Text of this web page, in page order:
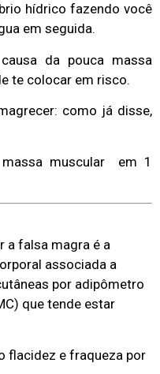
hídrico fazendo você
em seguida.
da pouca massa
te colocar em risco.
como já disse,
muscular em 1
a falsa magra é a
associada a
por adipômetro
que tende estar
flacidez e fraqueza por